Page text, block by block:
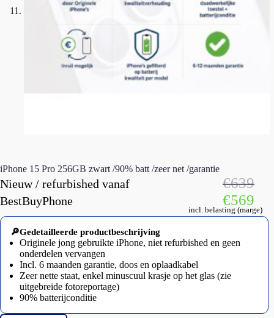
iPhone 15 Pro 256GB zwart /90% batt /zeer net /garantie
Nieuw / refurbished vanaf €639
BestBuyPhone €569
incl. belasting (marge)
🔎Gedetailleerde productbeschrijving
Originele jong gebruikte iPhone, niet refurbished en geen
onderdelen vervangen
Incl. 6 maanden garantie, doos en oplaadkabel
Zeer nette staat, enkel minuscuul krasje op het glas (zie
uitgebreide fotoreportage)
90% batterijconditie